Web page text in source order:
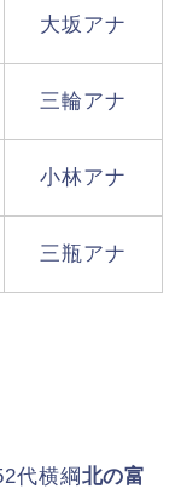
大坂アナ
三輪アナ
小林アナ
三瓶アナ
代横綱北の富